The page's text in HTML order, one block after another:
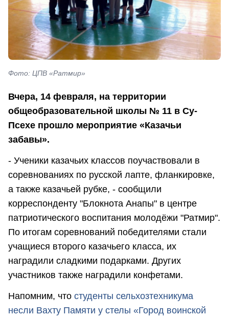
Фото: ЦПВ «Ратмир»
Вчера, 14 февраля, на территории
общеобразовательной школы № 11 в Су-
Псехе прошло мероприятие «Казачьи
забавы».
- Ученики казачьих классов поучаствовали в
соревнованиях по русской лапте, фланкировке,
а также казачьей рубке, - сообщили
корреспонденту "Блокнота Анапы" в центре
патриотического воспитания молодёжи "Ратмир".
По итогам соревнований победителями стали
учащиеся второго казачьего класса, их
наградили сладкими подарками. Других
участников также наградили конфетами.
Напомним, что студенты сельхозтехникума
несли Вахту Памяти у стелы «Город воинской